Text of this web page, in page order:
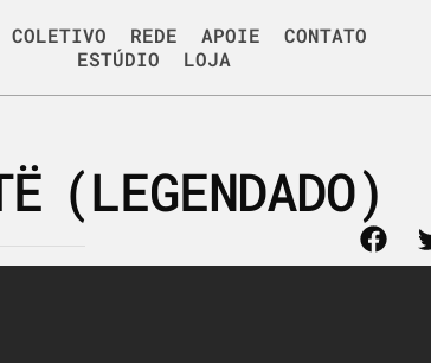
COLETIVO REDE APOIE
CONTATO
ESTÚDIO
LOJA
(LEGENDADO)